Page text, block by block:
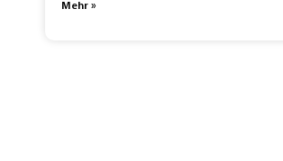
Mehr »